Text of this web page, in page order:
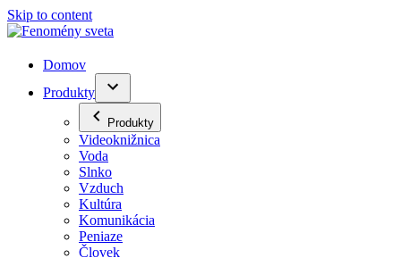
Skip to content
Domov
Produkty
Produkty
Videoknižnica
Voda
Slnko
Vzduch
Kultúra
Komunikácia
Peniaze
Človek